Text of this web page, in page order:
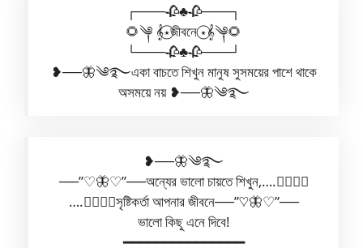
┌───🥀♣🥀───┐
🌻༆ 𝄞⋆⃝জীবনে ⋆⃝𝄞༆🌻
└───🥀♣🥀───┘
❥──🦋༄࿐একা বাচতে শিখুন মানুষ সুসময়ের পাশে থাকে
অসময়ে নয় ❥──🦋༄࿐
❥──🦋༄࿐
──”♡🦋♡”──অন্যের ভালো চায়তে শিখুন,….✿⃟✺⃟
….✿⃟✺⃟সৃষ্টিকর্তা আপনার জীবনে──”♡🦋♡”──
ভালো কিছু এনে দিবে!
━━━━━━━━━━━━━━━